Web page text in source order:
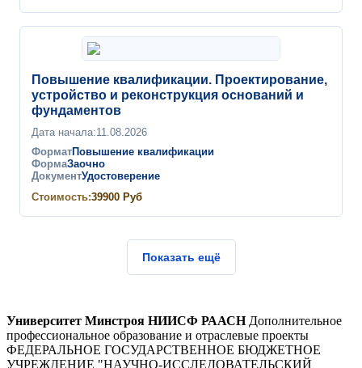
Повышение квалификации. Проектирование,
устройство и реконструкция оснований и
фундаментов
Дата начала:11.08.2026
ФорматПовышение квалификации
ФормаЗаочно
ДокументУдостоверение
Стоимость:39900 Руб
Показать ещё
Университет Минстроя НИИСФ РААСН Дополнительное
профессиональное образование и отраслевые проекты
ФЕДЕРАЛЬНОЕ ГОСУДАРСТВЕННОЕ БЮДЖЕТНОЕ
УЧРЕЖДЕНИЕ "НАУЧНО-ИССЛЕДОВАТЕЛЬСКИЙ